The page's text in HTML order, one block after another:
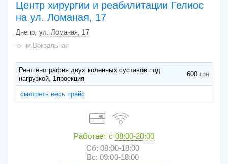
Центр хирургии и реабилитации Гелиос
на ул. Ломаная, 17
Днепр ул. Ломаная, 17
м.Вокзальная
Рентгенография двух коленных суставов под
нагрузкой, 1проекция
600
смотреть весь прайс
Работает с 08:00-20:00
Сб: 08:00-18:00
Вс: 09:00-18:00